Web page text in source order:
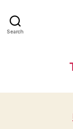
Search